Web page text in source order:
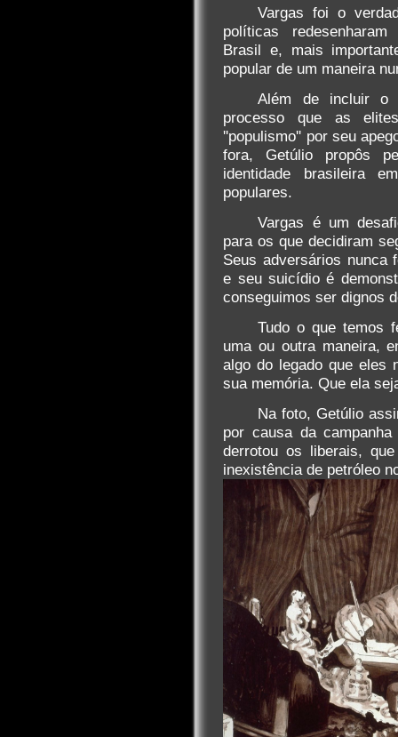
Vargas foi o
políticas
Brasil e, mais
popular de um maneira
Além de incluir o
processo que as
''populismo'' por seu
fora, Getúlio propôs
identidade brasileira
populares.
Vargas é um
para os que decidiram
Seus adversários nunca
e seu suicídio é
conseguimos ser dignos
Tudo o que temos
uma ou outra maneira,
algo do legado que eles
sua memória. Que ela
Na foto, Getúlio
por causa da
derrotou os liberais,
inexistência de petróleo